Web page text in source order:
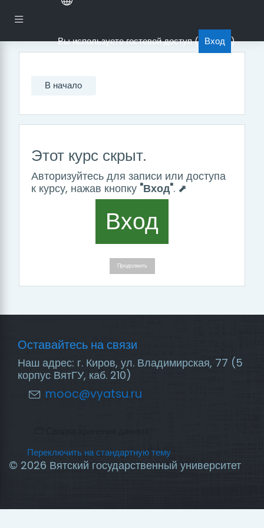
Боковая панель
Вы используете гостевой доступ ( Вход )
Перейти к основному содержанию
В начало
Этот курс скрыт.
Авторизуйтесь для записи или доступа
к курсу, нажав кнопку "Вход". ⬈
Вход
Продолжить
Оставайтесь на связи
Наш адрес: г. Киров, ул. Владимирская, 77 (5
корпус ВятГУ, каб. 210)
mooc@vyatsu.ru
Переключить на стандартную тему
© 2026 Вятский государственный университет